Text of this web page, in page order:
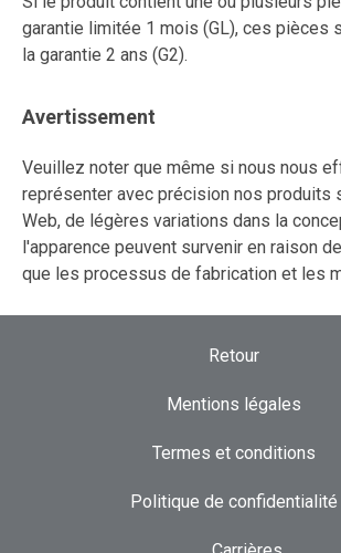
garantie limitée 1 mois (GL), ces pièces
la garantie 2 ans (G2).
Avertissement
Veuillez noter que même si nous nous
représenter avec précision nos produits
Web, de légères variations dans la
l'apparence peuvent survenir en raison
que les processus de fabrication et les
Retour
Mentions légales
Termes et conditions
Politique de confidentialité